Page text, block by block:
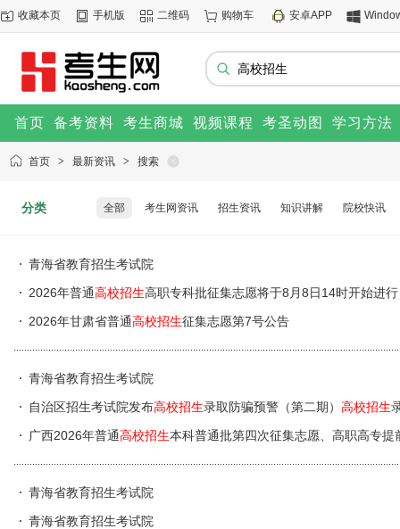
收藏本页 手机版 二维码 购物车 安卓APP
首页 备考资料 考生商城 视频课程 考圣动图 学习方法
首页 > 最新资讯 > 搜索
分类 全部 考生网资讯 招生资讯 知识讲解 院校快讯
青海省教育招生考试院
2026年普通高校招生高职专科批征集志愿将于8月8日14时开始进行
2026年甘肃省普通高校招生征集志愿第7号公告
青海省教育招生考试院
自治区招生考试院发布高校招生录取防骗预警（第二期） 高校招生
广西2026年普通高校招生本科普通批第四次征集志愿、高职高专
青海省教育招生考试院
青海省教育招生考试院